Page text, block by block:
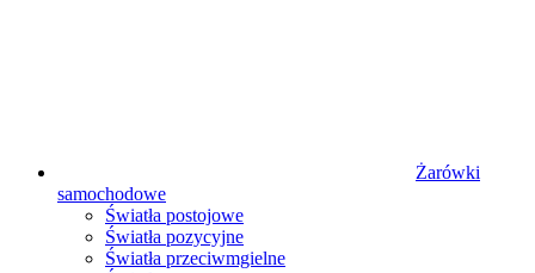
Żarówki
samochodowe
Światła postojowe
Światła pozycyjne
Światła przeciwmgielne